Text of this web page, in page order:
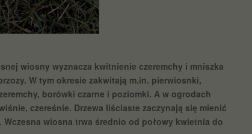
wiosny wyznacza kwitnienie czeremchy i mniszka
W tym okresie zakwitają m.in. pierwiosnki,
borówki czarne i poziomki. A w ogrodach
czereśnie. Drzewa liściaste zaczynają się mienić
wiosna trwa średnio od połowy kwietnia do